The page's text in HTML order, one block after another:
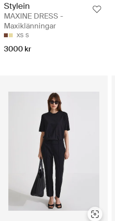
Stylein
MAXINE DRESS -
Maxiklänningar
XS S
3000 kr